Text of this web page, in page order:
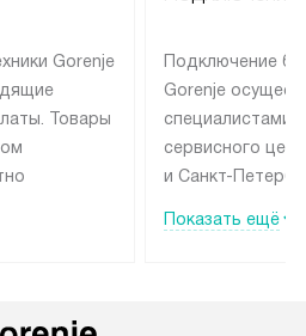
Gorenje
Товары
МКАД
Подключение
Gorenje
специалистами
сервисного
и Санкт-
подключается
Показать ещё